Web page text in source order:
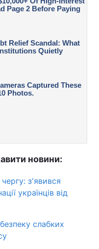
новини:
з'явився
українців від
слабких